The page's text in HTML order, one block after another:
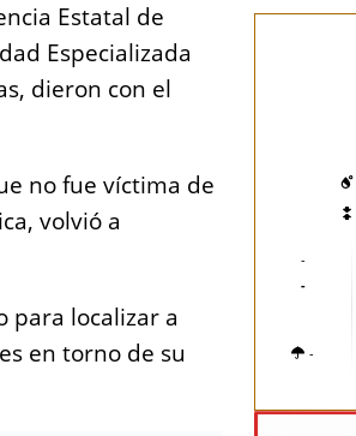
Estatal de
Especializada
dieron con el
no fue víctima de
volvió a
para localizar a
en torno de su
-
-
-